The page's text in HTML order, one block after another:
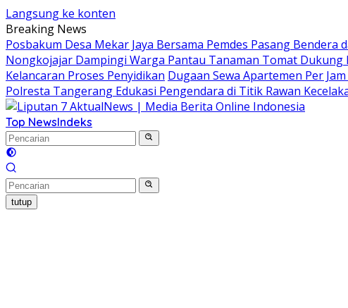
Langsung ke konten
Breaking News
Posbakum Desa Mekar Jaya Bersama Pemdes Pasang
Nongkojajar Dampingi Warga Pantau Tanaman Tomat
Kelancaran Proses Penyidikan Dugaan Sewa Apartemen Per
Polresta Tangerang Edukasi Pengendara di Titik Rawan
Top NewsIndeks
tutup